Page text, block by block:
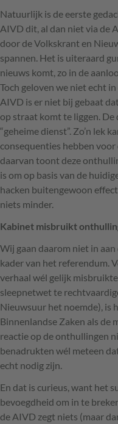
Natuurlijk is de eerste
AIVD dit, al dan niet via de
door de Volkskrant en
spannen. Het is uiteraard
nieuws komt, zo in de
Toch geloven we niet echt
AIVD is er niet bij gebaat
op straat komt te liggen.
“geheime dienst”. Zo’n lek
consequenties hebben voor
daarvan toont deze
is om op basis van de
hacken buitengewoon
niets minder.
Kabinet misbruikt
Wij gaan daarom niet in
kader van het referendum.
verhaal wél gelijk
sleepnetwet te
Nieuwsuur het noemde), is
Binnenlandse Zaken als
reactie op de onthullingen
benadrukten wél meteen
echt nodig zijn.
En dat is curieus, want het
bevoegdheid om in te
de AIVD zegt niets (maar